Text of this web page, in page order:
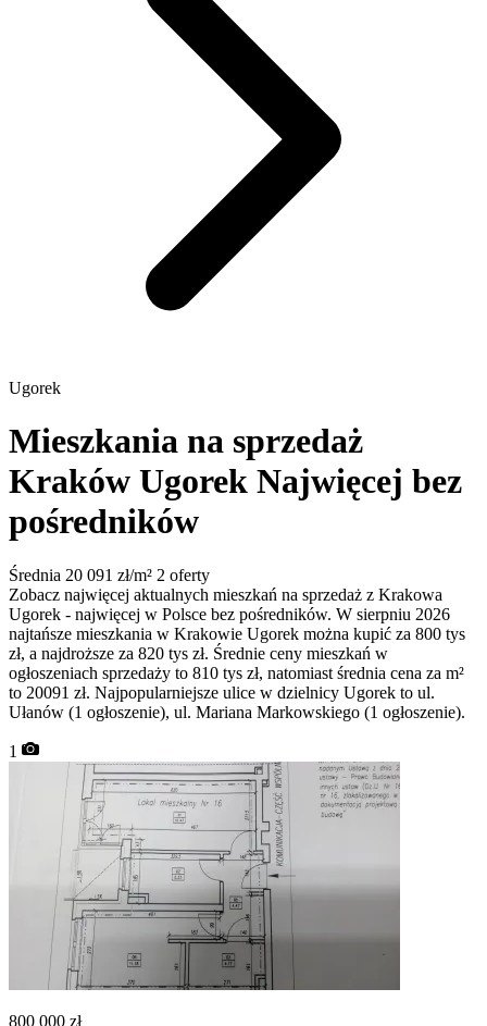
Ugorek
Mieszkania na sprzedaż
Kraków Ugorek Najwięcej bez
pośredników
Średnia 20 091 zł/m² 2 oferty
Zobacz najwięcej aktualnych mieszkań na sprzedaż z Krakowa
Ugorek - najwięcej w Polsce bez pośredników. W sierpniu 2026
najtańsze mieszkania w Krakowie Ugorek można kupić za 800 tys
zł, a najdroższe za 820 tys zł. Średnie ceny mieszkań w
ogłoszeniach sprzedaży to 810 tys zł, natomiast średnia cena za m²
to 20091 zł. Najpopularniejsze ulice w dzielnicy Ugorek to ul.
Ułanów (1 ogłoszenie), ul. Mariana Markowskiego (1 ogłoszenie).
1
800 000 zł